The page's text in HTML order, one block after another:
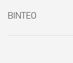
ΒΙΝΤΕΟ